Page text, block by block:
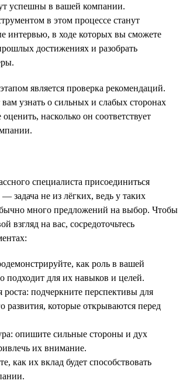
успешны в вашей компании.
в этом процессе станут
интервью, в ходе которых вы сможете
достижениях и разобрать
является проверка рекомендаций.
узнать о сильных и слабых сторонах
насколько он соответствует
специалиста присоединиться
задача не из лёгких, ведь у таких
много предложений на выбор. Чтобы
взгляд на вас, сосредоточьтесь
как роль в вашей
подходит для их навыков и целей.
роста: подчеркните перспективы для
развития, которые открываются перед
опишите сильные стороны и дух
их внимание.
как их вклад будет способствовать